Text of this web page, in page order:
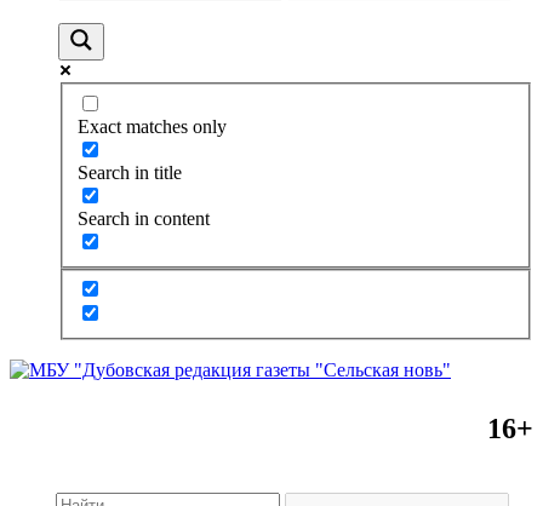
Exact matches only
Search in title
Search in content
16+